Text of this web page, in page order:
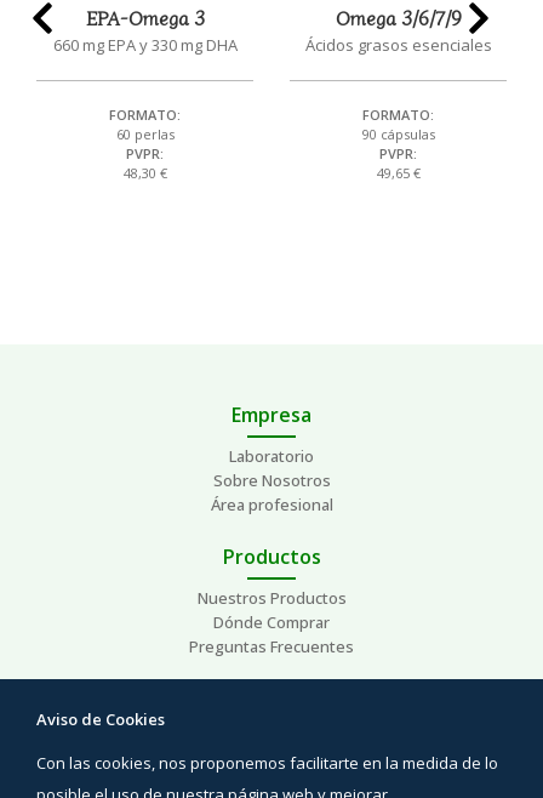
EPA-Omega 3
660 mg EPA y 330 mg DHA
FORMATO:
60 perlas
PVPR:
48,30 €
Omega 3/6/7/9
Ácidos grasos esenciales
FORMATO:
90 cápsulas
PVPR:
49,65 €
Empresa
Laboratorio
Sobre Nosotros
Área profesional
Productos
Nuestros Productos
Dónde Comprar
Preguntas Frecuentes
Áreas de interés
Contacto
Aviso de Cookies
Con las cookies, nos proponemos facilitarte en la medida de lo